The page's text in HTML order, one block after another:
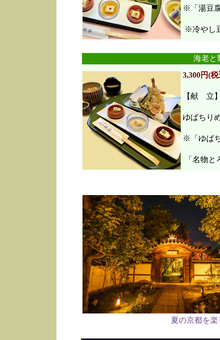
※「湯豆
※冷やし
海老
3,300円(
【献 立
ゆばちり
※「ゆば
「名物と
夏の京都を